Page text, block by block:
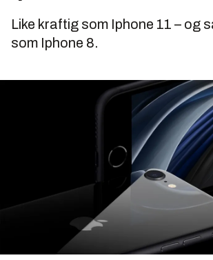
Like kraftig som Iphone 11 – og
som Iphone 8.